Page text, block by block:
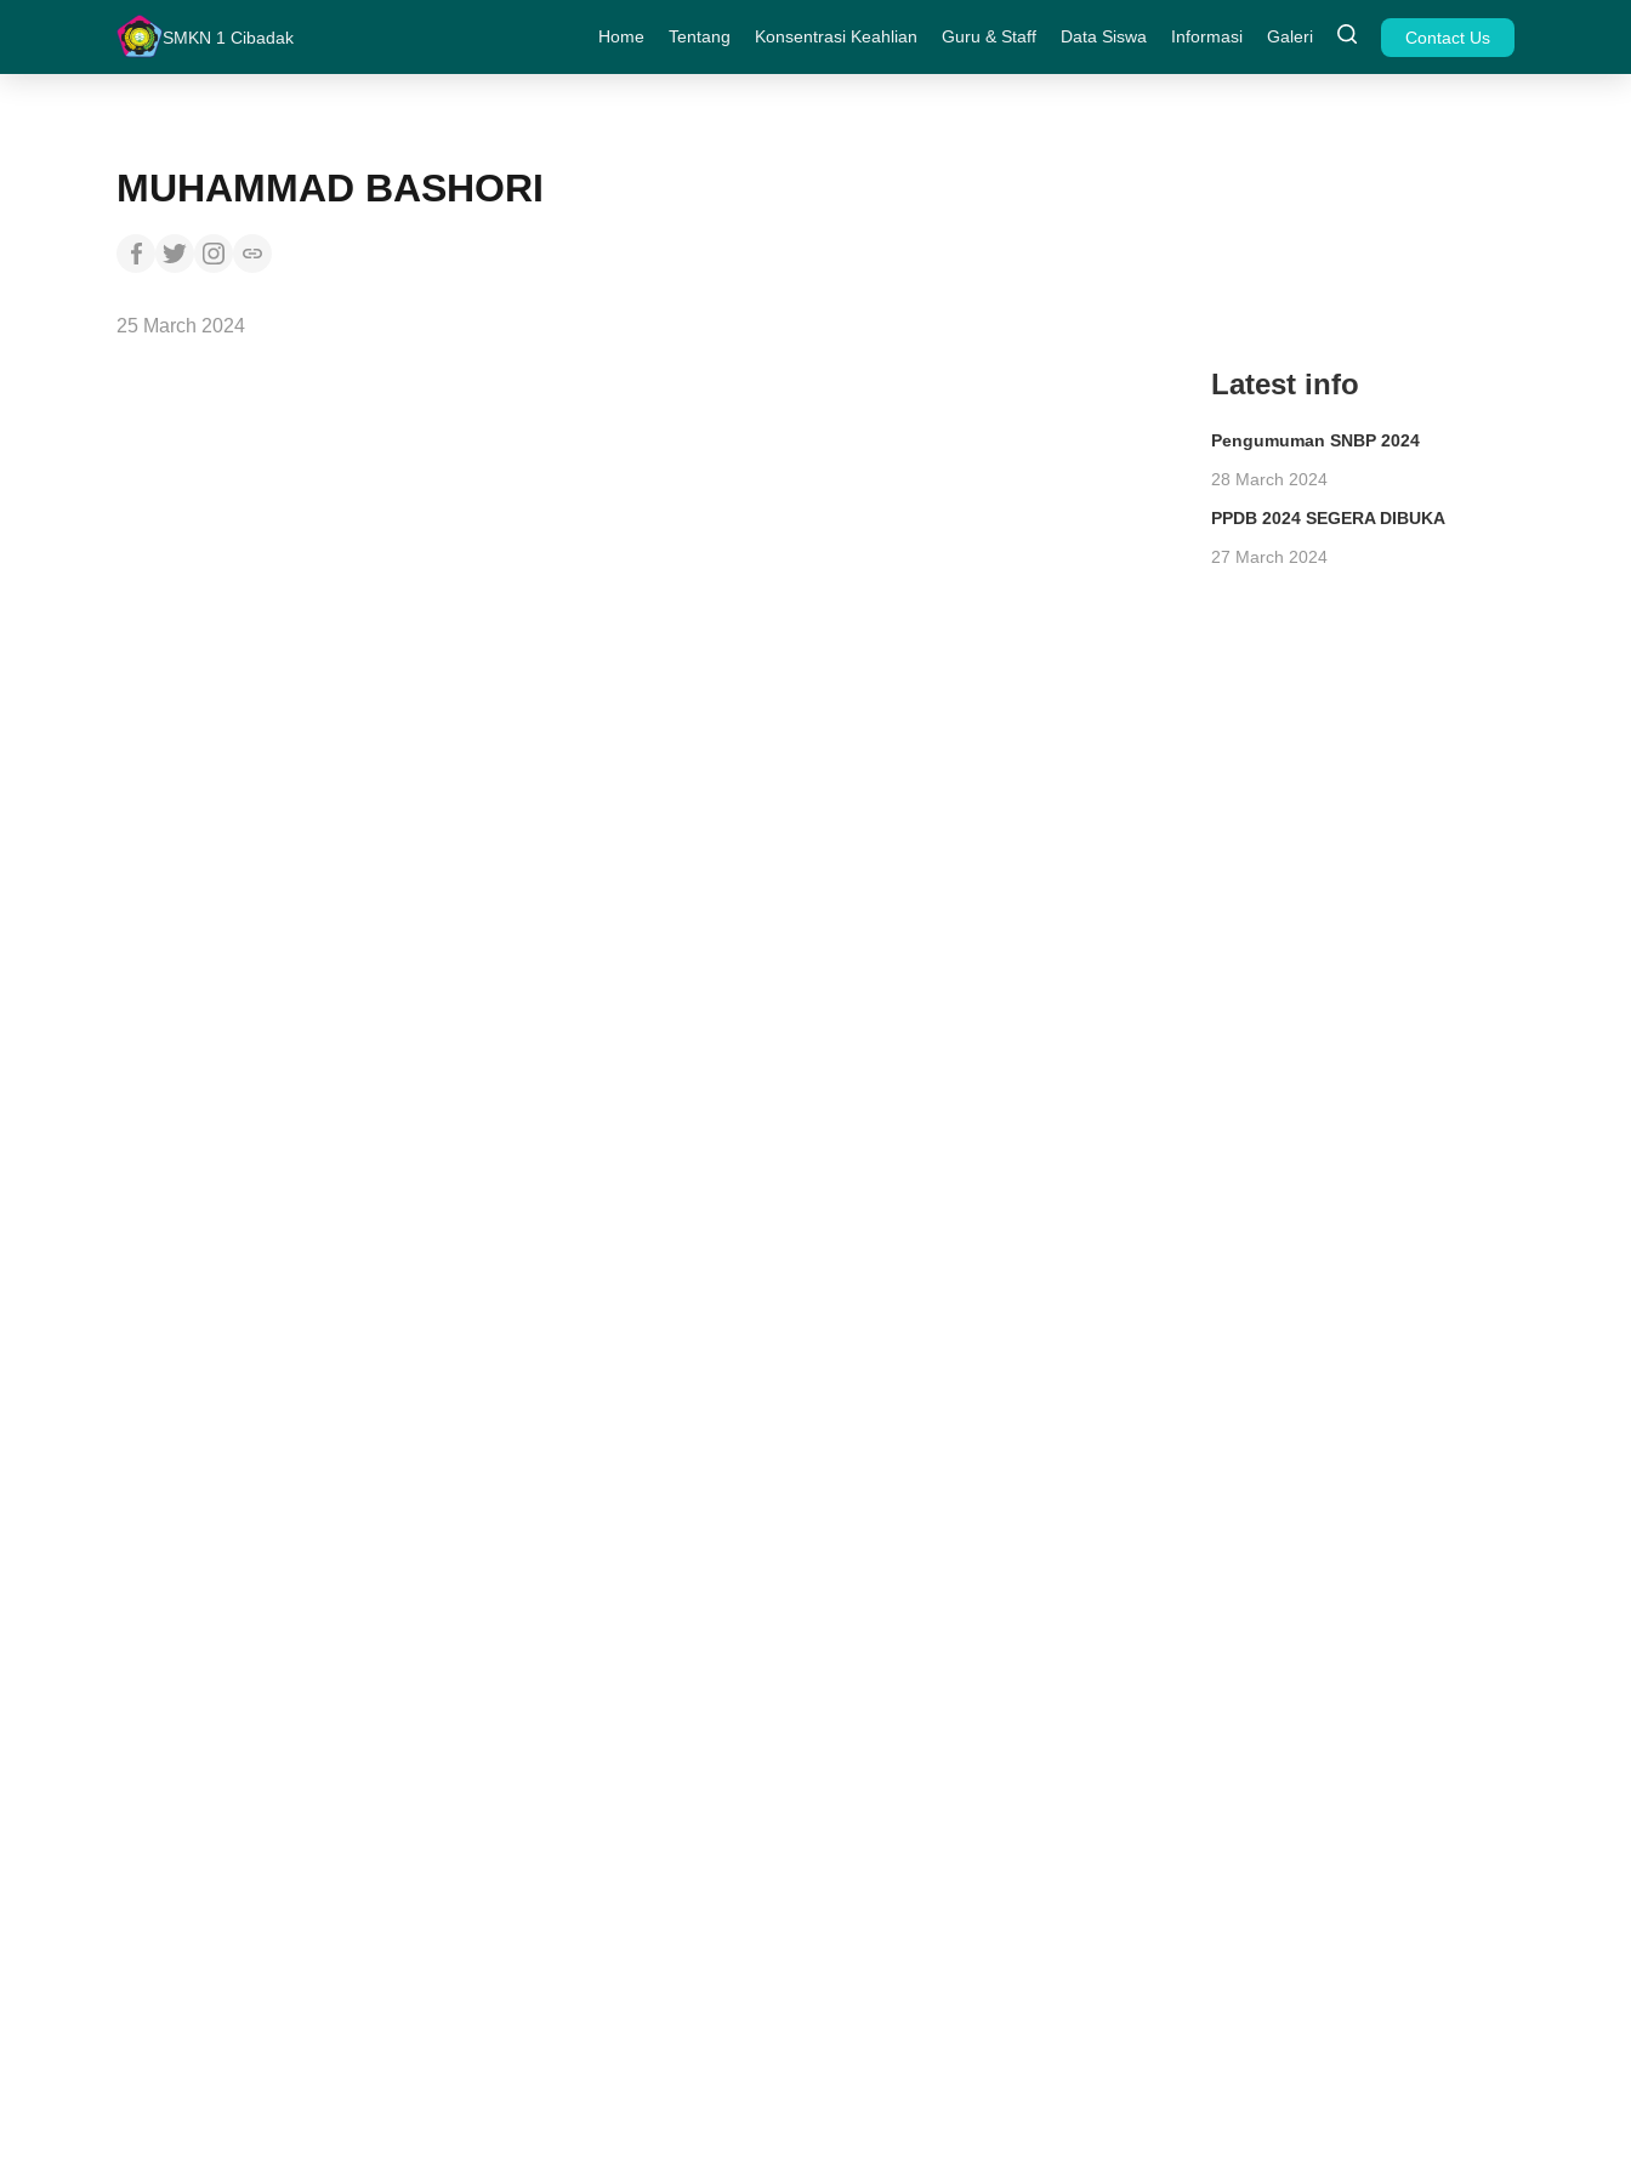
SMKN 1 Cibadak Home Tentang Konsentrasi Keahlian Guru & Staff Data Siswa Informasi Galeri Contact Us
MUHAMMAD BASHORI
25 March 2024
Latest info
Pengumuman SNBP 2024
28 March 2024
PPDB 2024 SEGERA DIBUKA
27 March 2024